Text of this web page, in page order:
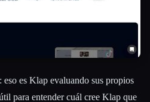
es Klap evaluando sus propios
para entender cuál cree Klap que